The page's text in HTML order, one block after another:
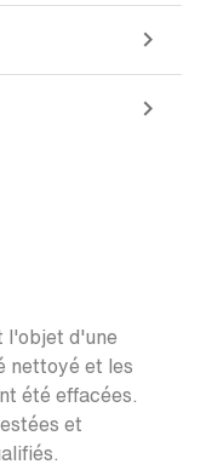
l'objet d'une
nettoyé et les
été effacées.
et